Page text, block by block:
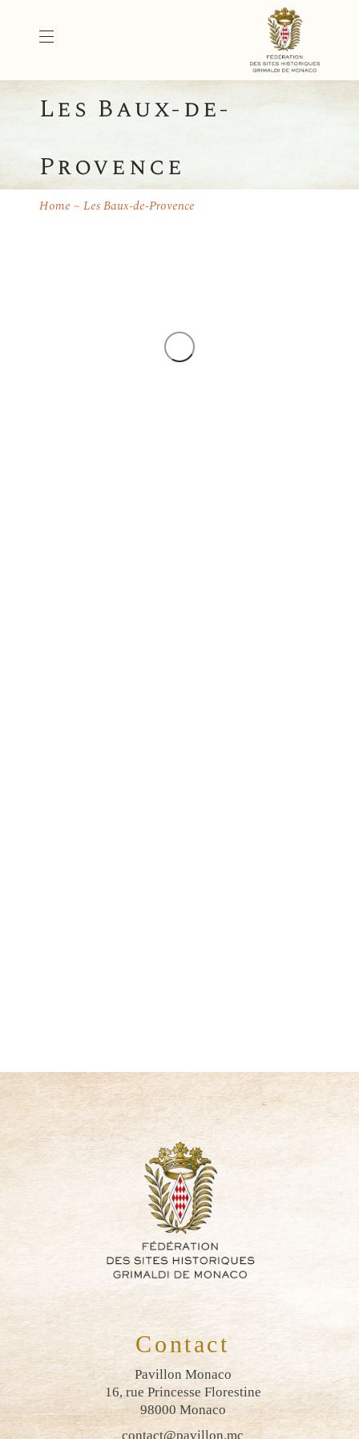
Les Baux-de-
Provence
Home Les Baux-de-Provence
Contact
Pavillon Monaco
16, rue Princesse Florestine
98000 Monaco
contact@pavillon.mc